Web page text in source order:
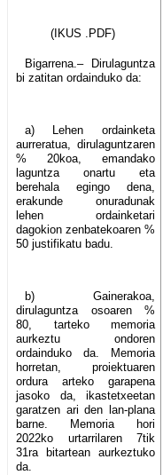
(IKUS .PDF)
Bigarrena.– Dirulaguntza
bi zatitan ordainduko da:
a) Lehen ordainketa
aurreratua, dirulaguntzaren
% 20koa, emandako
laguntza onartu eta
berehala egingo dena,
erakunde onuradunak
lehen ordainketari
dagokion zenbatekoaren %
50 justifikatu badu.
b) Gainerakoa,
dirulaguntza osoaren %
80, tarteko memoria
aurkeztu ondoren
ordainduko da. Memoria
horretan, proiektuaren
ordura arteko garapena
jasoko da, ikastetxeetan
garatzen ari den lan-plana
barne. Memoria hori
2022ko urtarrilaren 7tik
31ra bitartean aurkeztuko
da.